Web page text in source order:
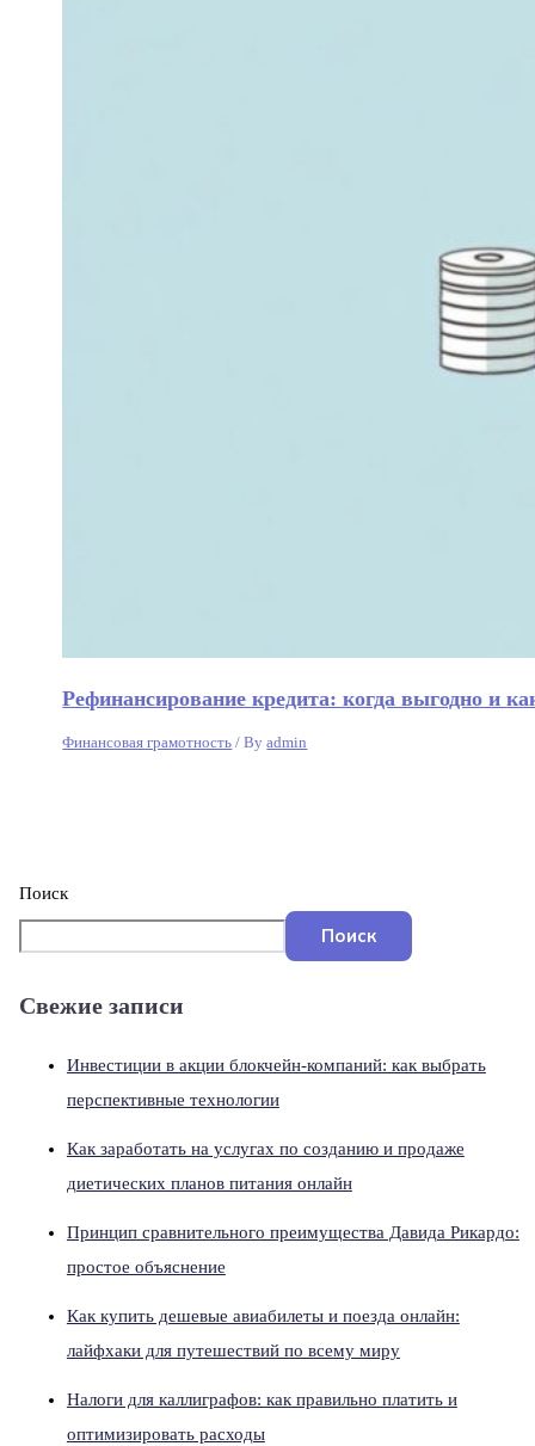
Поиск
Поиск
Свежие записи
Инвестиции в акции блокчейн-компаний: как выбрать
перспективные технологии
Как заработать на услугах по созданию и продаже
диетических планов питания онлайн
Принцип сравнительного преимущества Давида Рикардо:
простое объяснение
Как купить дешевые авиабилеты и поезда онлайн:
лайфхаки для путешествий по всему миру
Налоги для каллиграфов: как правильно платить и
оптимизировать расходы
Рефинансирование кредита: когда выгодно и
Финансовая грамотность / Byadmin